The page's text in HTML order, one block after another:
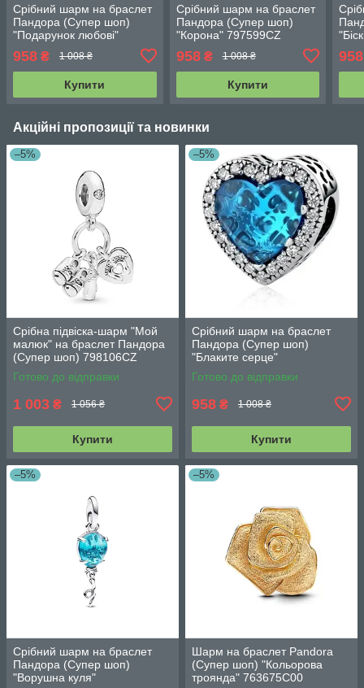
Срібний шарм на браслет
Пандора (Супер шоп)
"Подарунок любові"
958 ₴ 1 008 ₴
Купити
Срібний шарм на браслет
Пандора (Супер шоп)
"Корона" 797599CZ
958₴ 1 008 ₴
Купити
958
Акційні пропозиції та новинки
–5%
Срібна підвіска-шарм "Мой
малюк" на браслет Пандора
(Супер шоп) 798106CZ
Готово до відправки
1 003 ₴ 1 056 ₴
Купити
–5%
Срібний шарм на браслет
Пандора (Супер шоп)
"Блаките серце"
Готово до відправки
958 ₴ 1 008 ₴
Купити
–5%
Срібний шарм на браслет
Пандора (Супер шоп)
"Ворушна куля"
–5%
Шарм на браслет Pandora
(Супер шоп) "Кольорова
троянда" 763675C00